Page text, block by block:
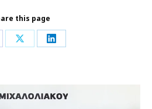
this page
Share Share